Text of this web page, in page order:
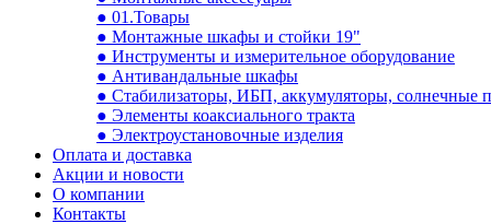
● 01.Товары
● Монтажные шкафы и стойки 19"
● Инструменты и измерительное оборудование
● Антивандальные шкафы
● Стабилизаторы, ИБП, аккумуляторы, солнечные
● Элементы коаксиального тракта
● Электроустановочные изделия
Оплата и доставка
Акции и новости
О компании
Контакты